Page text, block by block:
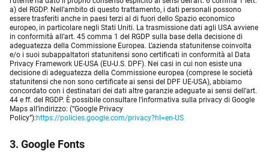
a) del RGDP. Nell’ambito di questo trattamento, i dati personali possono
essere trasferiti anche in paesi terzi al di fuori dello Spazio economico
europeo, in particolare negli Stati Uniti. La trasmissione dati agli USA avviene
in conformità all’art. 45 comma 1 del RGDP sulla base della decisione di
adeguatezza della Commissione Europea. L’azienda statunitense coinvolta
e/o i suoi subappaltatori statunitensi sono certificati in conformità al Data
Privacy Framework UE-USA (EU-U.S. DPF). Nei casi in cui non esiste una
decisione di adeguatezza della Commissione europea (comprese le società
statunitensi che non sono certificate ai sensi del DPF UE-USA), abbiamo
concordato con i destinatari dei dati altre garanzie adeguate ai sensi dell’art.
44 e ff. del RGDP. È possibile consultare l’informativa sulla privacy di Google
Maps all’indirizzo: (“Google Privacy
Policy”):https://policies.google.com/privacy?hl=en-US
3. Google Fonts